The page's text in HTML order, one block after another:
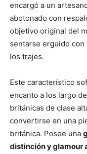
encargó a un
abotonado con
objetivo original del
sentarse erguido con
los trajes.
Este característico
encanto a los largo
británicas de clase
convertirse en una
británica. Posee una
distinción y glamour